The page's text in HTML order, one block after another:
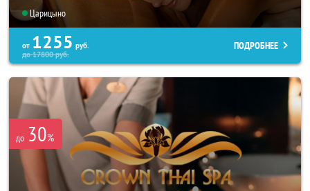
Царицыно
от 1255 руб.
до17800руб.
ПОДРОБНЕЕ
до 30%